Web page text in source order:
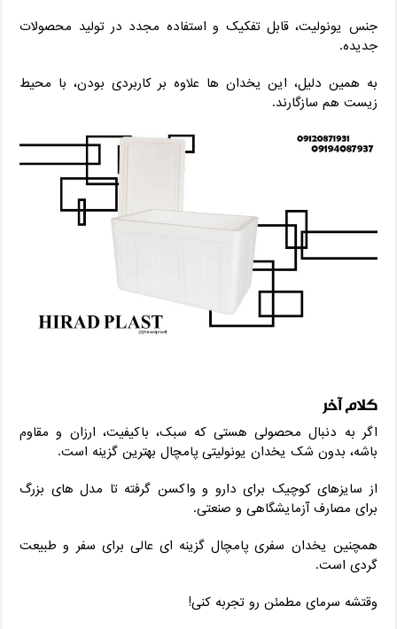
جنس یونولیت، قابل تفکیک و استفاده مجدد در تولید محصولات
جدیده.
به همین دلیل، این یخدان‌ ها علاوه بر کاربردی بودن، با محیط
زیست هم سازگارند.
کلام آخر
اگر به دنبال محصولی هستی که سبک، باکیفیت، ارزان و مقاوم
باشه، بدون شک یخدان یونولیتی پامچال بهترین گزینه است.
از سایزهای کوچیک برای دارو و واکسن گرفته تا مدل‌ های بزرگ
برای مصارف آزمایشگاهی و صنعتی.
همچنین یخدان سفری پامچال گزینه ‌ای عالی برای سفر و طبیعت‌
گردی است.
وقتشه سرمای مطمئن رو تجربه کنی!